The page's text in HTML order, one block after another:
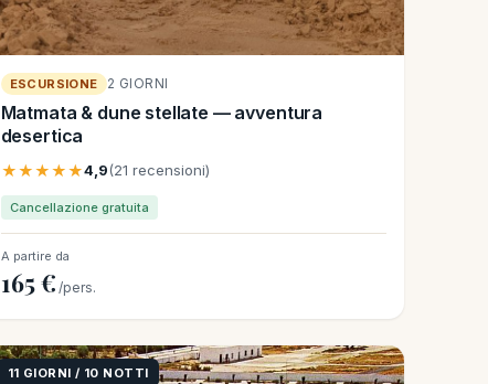
ESCURSIONE 2 GIORNI
Matmata & dune stellate — avventura
desertica
★★★★★4,9(21 recensioni)
Cancellazione gratuita
A partire da
165 € /pers.
11 GIORNI / 10 NOTTI